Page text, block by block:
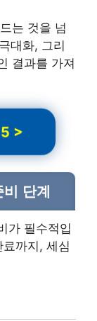
는 것을 넘
대화, 그리
결과를 가져
>
단계
가 필수적입
까지, 세심